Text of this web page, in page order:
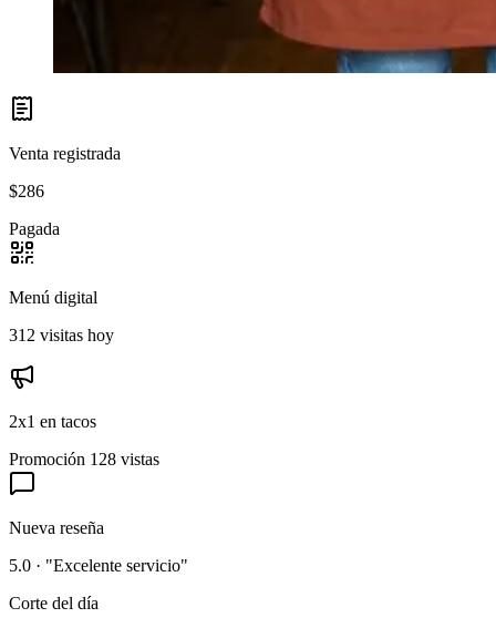
Venta registrada
$286
Pagada
Menú digital
312 visitas hoy
2x1 en tacos
Promoción 128 vistas
Nueva reseña
5.0 · "Excelente servicio"
Corte del día